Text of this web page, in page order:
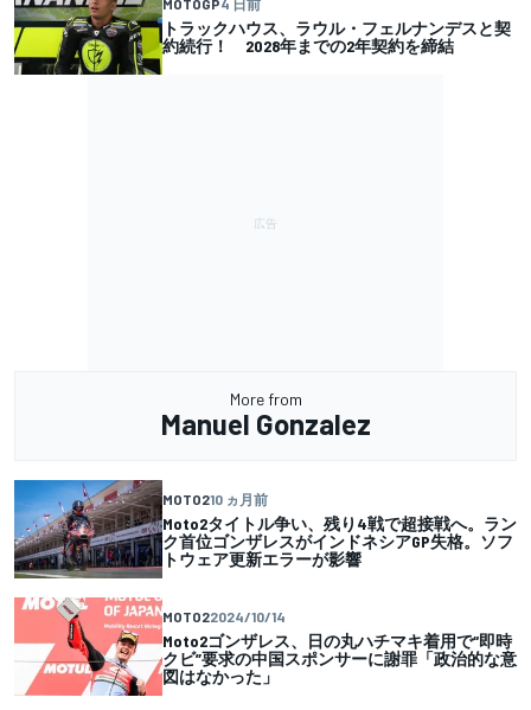
MOTOGP4 日前
トラックハウス、ラウル・フェルナンデスと契
約続行！ 2028年までの2年契約を締結
More from
Manuel Gonzalez
MOTO210 ヵ月前
Moto2タイトル争い、残り4戦で超接戦へ。ラン
ク首位ゴンザレスがインドネシアGP失格。ソフ
トウェア更新エラーが影響
MOTO22024/10/14
Moto2ゴンザレス、日の丸ハチマキ着用で“即時
クビ”要求の中国スポンサーに謝罪「政治的な意
図はなかった」